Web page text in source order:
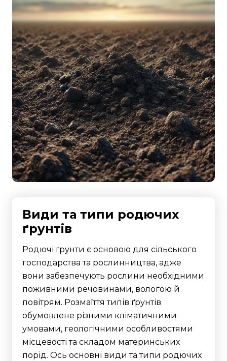
Види та типи родючих
ґрунтів
Родючі ґрунти є основою для сільського
господарства та рослинництва, адже
вони забезпечують рослини необхідними
поживними речовинами, вологою й
повітрям. Розмаїття типів ґрунтів
обумовлене різними кліматичними
умовами, геологічними особливостями
місцевості та складом материнських
порід. Ось основні види та типи родючих